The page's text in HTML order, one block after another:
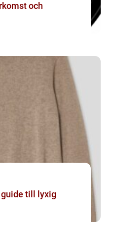
och
guide till lyxig